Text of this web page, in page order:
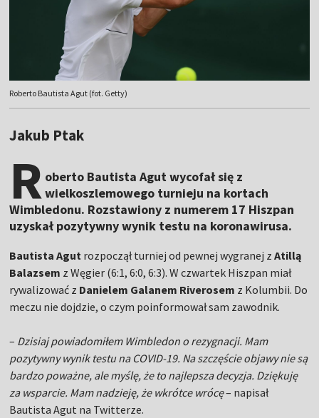
Roberto Bautista Agut (fot. Getty)
Jakub Ptak
R oberto Bautista Agut wycofał się z
wielkoszlemowego turnieju na kortach
Wimbledonu. Rozstawiony z numerem 17 Hiszpan
uzyskał pozytywny wynik testu na koronawirusa.
Bautista Agut rozpoczął turniej od pewnej wygranej zAtillą
Balazsem z Węgier (6:1, 6:0, 6:3). W czwartek Hiszpan miał
rywalizować z Danielem Galanem Riverosem z Kolumbii. Do
meczu nie dojdzie, o czym poinformował sam zawodnik.
– Dzisiaj powiadomiłem Wimbledon o rezygnacji. Mam
pozytywny wynik testu na COVID-19. Na szczęście objawy nie są
bardzo poważne, ale myślę, że to najlepsza decyzja. Dziękuję
za wsparcie. Mam nadzieję, że wkrótce wrócę– napisał
Bautista Agut na Twitterze.